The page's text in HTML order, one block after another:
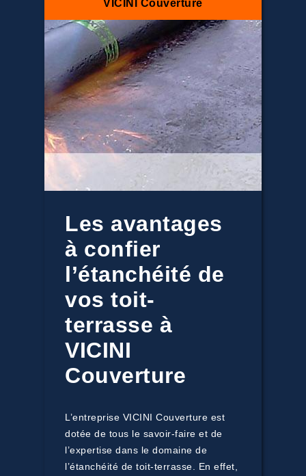
VICINI Couverture
Les avantages
à confier
l’étanchéité de
vos toit-
terrasse à
VICINI
Couverture
L’entreprise VICINI Couverture est
dotée de tous le savoir-faire et de
l’expertise dans le domaine de
l’étanchéité de toit-terrasse. En effet,